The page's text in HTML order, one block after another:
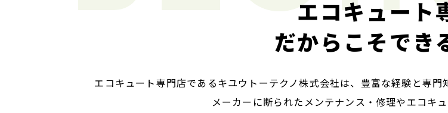
エコキュート
だからこそでき
エコキュート専門店であるキユウトーテクノ株式会社は、 豊富な経験と専門
メーカーに断られたメンテナンス・修理やエコキ